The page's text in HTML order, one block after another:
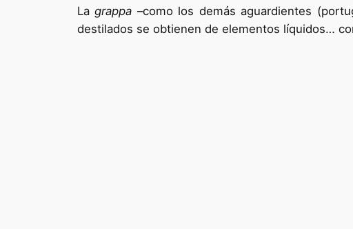
Lagrappa –como los demás aguardientes
destilados se obtienen de elementos líquidos…